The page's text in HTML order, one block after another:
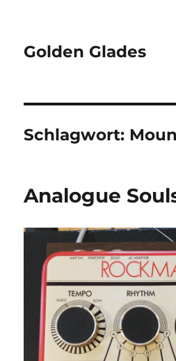
Golden Glades
Schlagwort:
Analogue